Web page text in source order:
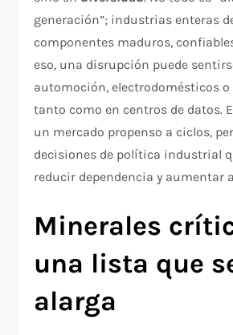
generación”; industrias enteras
componentes maduros,
eso, una disrupción puede
automoción, electrodomésticos o
tanto como en centros de datos.
un mercado propenso a ciclos,
decisiones de política industrial
reducir dependencia y aumentar
Minerales
una lista que
alarga